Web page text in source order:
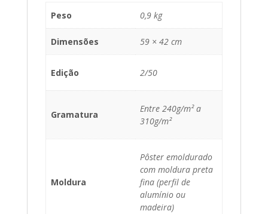
Peso 0,9 kg
Dimensões 59 × 42 cm
Edição 2/50
Gramatura
Entre 240g/m² a
310g/m²
Moldura
Pôster emoldurado
com moldura preta
fina (perfil de
alumínio ou
madeira)